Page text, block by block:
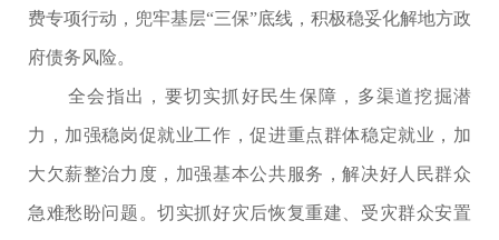
费专项行动，兜牢基层“三保”底线，积极稳妥化解地方政
府债务风险。
全会指出，要切实抓好民生保障，多渠道挖掘潜
力，加强稳岗促就业工作，促进重点群体稳定就业，加
大欠薪整治力度，加强基本公共服务，解决好人民群众
急难愁盼问题。切实抓好灾后恢复重建、受灾群众安置